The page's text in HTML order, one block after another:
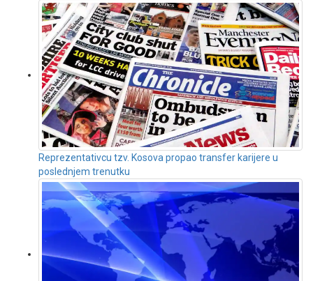
Reprezentativcu tzv. Kosova propao transfer karijere u
poslednjem trenutku